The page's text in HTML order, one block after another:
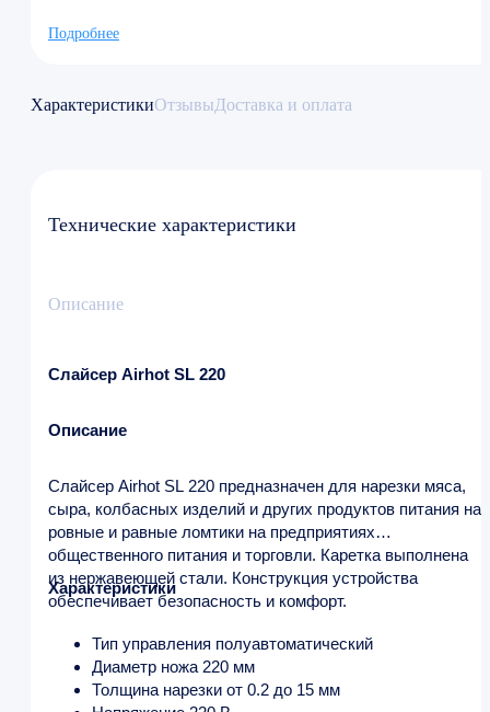
Подробнее
ХарактеристикиОтзывыДоставка и оплата
Технические характеристики
Описание
Слайсер Airhot SL 220
Описание
Слайсер Airhot SL 220 предназначен для нарезки мяса,
сыра, колбасных изделий и других продуктов питания на
ровные и равные ломтики на предприятиях
общественного питания и торговли. Каретка выполнена
из нержавеющей стали. Конструкция устройства
обеспечивает безопасность и комфорт.
Характеристики
Тип управления полуавтоматический
Диаметр ножа 220 мм
Толщина нарезки от 0.2 до 15 мм